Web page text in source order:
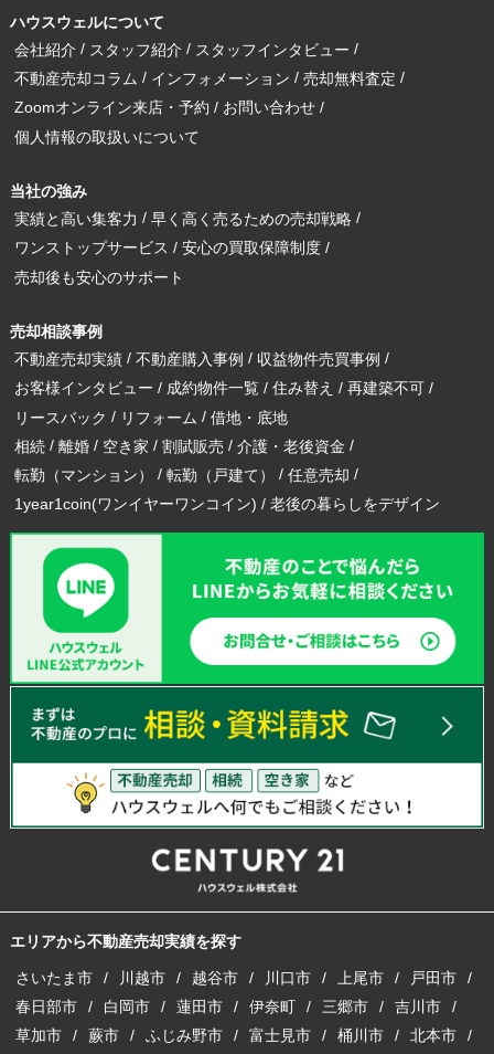
ハウスウェルについて
会社紹介
スタッフ紹介
スタッフインタビュー
不動産売却コラム
インフォメーション
売却無料査定
Zoomオンライン来店・予約
お問い合わせ
個人情報の取扱いについて
当社の強み
実績と高い集客力
早く高く売るための売却戦略
ワンストップサービス
安心の買取保障制度
売却後も安心のサポート
売却相談事例
不動産売却実績
不動産購入事例
収益物件売買事例
お客様インタビュー
成約物件一覧 住み替え
再建築不可
リースバック
リフォーム
借地・底地
相続
離婚 空き家 割賦販売
介護・老後資金
転勤（マンション）
転勤（戸建て）
任意売却
1year1coin(ワンイヤーワンコイン)
老後の暮らしをデザイン
エリアから不動産売却実績を探す
さいたま市 川越市 越谷市 川口市 上尾市
戸田市
春日部市
白岡市 蓮田市 伊奈町 三郷市
吉川市
草加市
蕨市 ふじみ野市 富士見市 桶川市
北本市